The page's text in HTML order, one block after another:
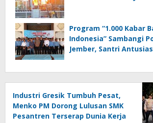
Program “1.000 Kabar
Indonesia” Sambangi
Jember, Santri
Industri Gresik Tumbuh Pesat,
Menko PM Dorong Lulusan SMK
Pesantren Terserap Dunia Kerja